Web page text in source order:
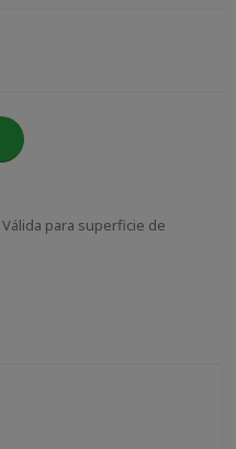
Válida para superficie de